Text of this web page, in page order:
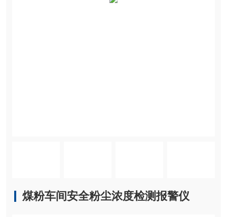
煤粉车间安全粉尘浓度检测报警仪